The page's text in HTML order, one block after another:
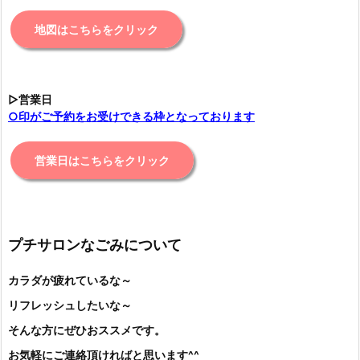
地図はこちらをクリック
▷営業日
○印がご予約をお受けできる枠となっております
営業日はこちらをクリック
プチサロンなごみについて
カラダが疲れているな～
リフレッシュしたいな～
そんな方にぜひおススメです。
お気軽にご連絡頂ければと思います^^